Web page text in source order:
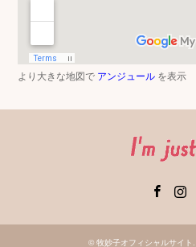
より大きな地図で アンジュール を表示
© 牧妙子オフィシャルサイト